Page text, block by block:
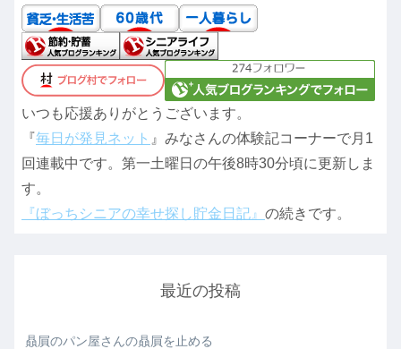
いつも応援ありがとうございます。
『毎日が発見ネット 』みなさんの体験記コーナーで月1
回連載中です。第一土曜日の午後8時30分頃に更新しま
す。
『ぼっちシニアの幸せ探し貯金日記』 の続きです。
最近の投稿
贔屓のパン屋さんの贔屓を止める